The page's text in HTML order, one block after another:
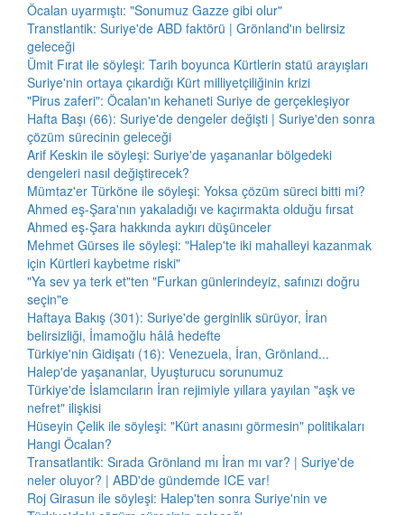
Öcalan uyarmıştı: "Sonumuz Gazze gibi olur"
Transtlantik: Suriye'de ABD faktörü | Grönland'ın belirsiz
geleceği
Ümit Fırat ile söyleşi: Tarih boyunca Kürtlerin statü arayışları
Suriye'nin ortaya çıkardığı Kürt milliyetçiliğinin krizi
"Pirus zaferi": Öcalan'ın kehaneti Suriye de gerçekleşiyor
Hafta Başı (66): Suriye'de dengeler değişti | Suriye'den sonra
çözüm sürecinin geleceği
Arif Keskin ile söyleşi: Suriye'de yaşananlar bölgedeki
dengeleri nasıl değiştirecek?
Mümtaz'er Türköne ile söyleşi: Yoksa çözüm süreci bitti mi?
Ahmed eş-Şara'nın yakaladığı ve kaçırmakta olduğu fırsat
Ahmed eş-Şara hakkında aykırı düşünceler
Mehmet Gürses ile söyleşi: "Halep'te iki mahalleyi kazanmak
için Kürtleri kaybetme riski"
"Ya sev ya terk et"ten "Furkan günlerindeyiz, safınızı doğru
seçin"e
Haftaya Bakış (301): Suriye'de gerginlik sürüyor, İran
belirsizliği, İmamoğlu hâlâ hedefte
Türkiye'nin Gidişatı (16): Venezuela, İran, Grönland...
Halep'de yaşananlar, Uyuşturucu sorunumuz
Türkiye'de İslamcıların İran rejimiyle yıllara yayılan "aşk ve
nefret" ilişkisi
Hüseyin Çelik ile söyleşi: "Kürt anasını görmesin" politikaları
Hangi Öcalan?
Transatlantik: Sırada Grönland mı İran mı var? | Suriye'de
neler oluyor? | ABD'de gündemde ICE var!
Roj Girasun ile söyleşi: Halep'ten sonra Suriye'nin ve